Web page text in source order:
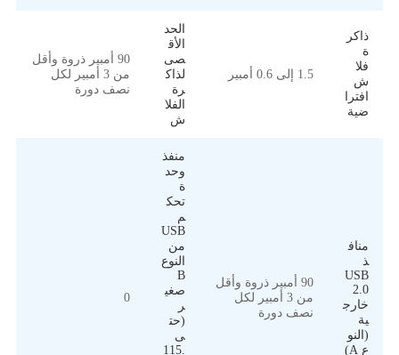
ذاكر
ة
فلا
ش
افترا
ضية
1.5 إلى 0.6 أمبير
الحد
الأق
صى
لذاك
رة
الفلا
ش
90 أمبير ذروة وأقل
من 3 أمبير لكل
نصف دورة
مناف
ذ
USB
2.0
خارج
ية
(النو
ع A)
90 أمبير ذروة وأقل
من 3 أمبير لكل
نصف دورة
منفذ
وحد
ة
تحك
م
USB
من
النوع
B
صغي
ر
(حت
ى
115.
0